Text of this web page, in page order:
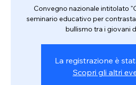
Convegno nazionale intitolato
seminario educativo per
bullismo tra i giovani
La registrazione è
Scopri gli altri